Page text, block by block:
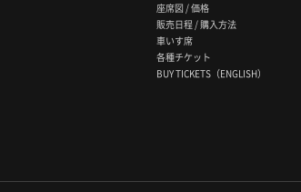
座席図 / 価格
販売日程 / 購入方法
車いす席
各種チケット
BUY TICKETS（ENGLISH）